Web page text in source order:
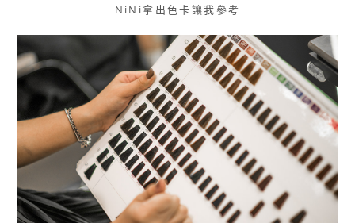
NiNi拿出色卡讓我參考